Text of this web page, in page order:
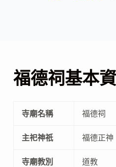
福德祠基本
寺廟名稱 福德祠
主祀神祇 福德正神
寺廟教別 道教